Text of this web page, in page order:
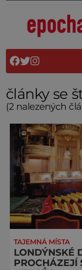
články se
(2 nalezených
TAJEMNÁ MÍSTA
LONDÝNSKÉ
PROCHÁZEJÍ